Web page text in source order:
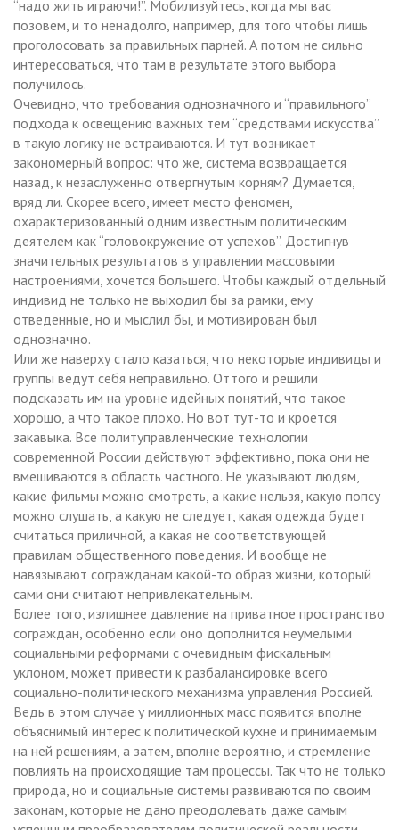
“надо жить играючи!”. Мобилизуйтесь, когда мы вас
позовем, и то ненадолго, например, для того чтобы лишь
проголосовать за правильных парней. А потом не сильно
интересоваться, что там в результате этого выбора
получилось.
Очевидно, что требования однозначного и “правильного”
подхода к освещению важных тем “средствами искусства”
в такую логику не встраиваются. И тут возникает
закономерный вопрос: что же, система возвращается
назад, к незаслуженно отвергнутым корням? Думается,
вряд ли. Скорее всего, имеет место феномен,
охарактеризованный одним известным политическим
деятелем как “головокружение от успехов”. Достигнув
значительных результатов в управлении массовыми
настроениями, хочется большего. Чтобы каждый отдельный
индивид не только не выходил бы за рамки, ему
отведенные, но и мыслил бы, и мотивирован был
однозначно.
Или же наверху стало казаться, что некоторые индивиды и
группы ведут себя неправильно. Оттого и решили
подсказать им на уровне идейных понятий, что такое
хорошо, а что такое плохо. Но вот тут-то и кроется
закавыка. Все политуправленческие технологии
современной России действуют эффективно, пока они не
вмешиваются в область частного. Не указывают людям,
какие фильмы можно смотреть, а какие нельзя, какую попсу
можно слушать, а какую не следует, какая одежда будет
считаться приличной, а какая не соответствующей
правилам общественного поведения. И вообще не
навязывают согражданам какой-то образ жизни, который
сами они считают непривлекательным.
Более того, излишнее давление на приватное пространство
сограждан, особенно если оно дополнится неумелыми
социальными реформами с очевидным фискальным
уклоном, может привести к разбалансировке всего
социально-политического механизма управления Россией.
Ведь в этом случае у миллионных масс появится вполне
объяснимый интерес к политической кухне и принимаемым
на ней решениям, а затем, вполне вероятно, и стремление
повлиять на происходящие там процессы. Так что не только
природа, но и социальные системы развиваются по своим
законам, которые не дано преодолевать даже самым